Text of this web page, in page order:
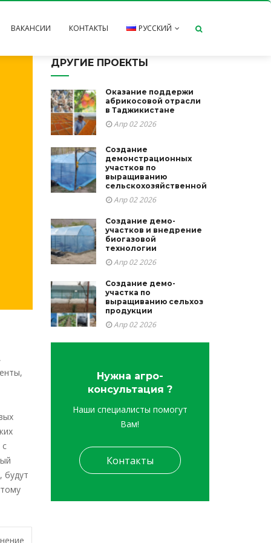
ВАКАНСИИ КОНТАКТЫ РУССКИЙ
English
будут
ДРУГИЕ ПРОЕКТЫ
Оказание поддержи
абрикосовой отрасли
в Таджикистане
Апр 02 2026
Создание
демонстрационных
участков по
выращиванию
сельскохозяйственной
Апр 02 2026
Создание демо-
участков и внедрение
биогазовой
технологии
Апр 02 2026
Создание демо-
участка по
выращиванию сельхоз
продукции
Апр 02 2026
Нужна агро-
консультация ?
Наши специалисты помогут
Вам!
Контакты